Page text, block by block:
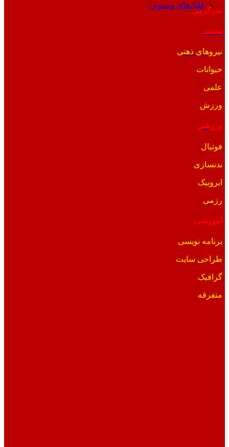
فایل‌های ویدیویی
سرگرمی
مستند
نیروهای ذهنی
حیوانات
علمی
ورزش
ورزشی
فوتبال
بدنسازی
ایروبیک
رزمی
آموزشی
برنامه نویسی
طراحی سایت
گرافیک
متفرقه